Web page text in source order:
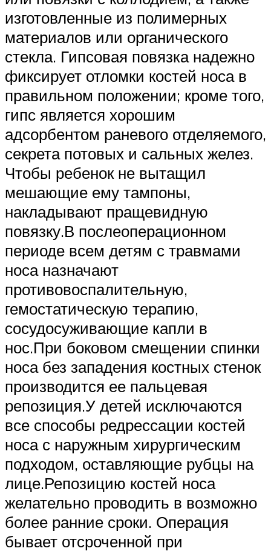
изготовленные из полимерных
материалов или органического
стекла. Гипсовая повязка надежно
фиксирует отломки костей носа в
правильном положении; кроме того,
гипс является хорошим
адсорбентом раневого отделяемого,
секрета потовых и сальных желез.
Чтобы ребенок не вытащил
мешающие ему тампоны,
накладывают пращевидную
повязку.В послеоперационном
периоде всем детям с травмами
носа назначают
противовоспалительную,
гемостатическую терапию,
сосудосуживающие капли в
нос.При боковом смещении спинки
носа без западения костных стенок
производится ее пальцевая
репозиция.У детей исключаются
все способы редрессации костей
носа с наружным хирургическим
подходом, оставляющие рубцы на
лице.Репозицию костей носа
желательно проводить в возможно
более ранние сроки. Операция
бывает отсроченной при